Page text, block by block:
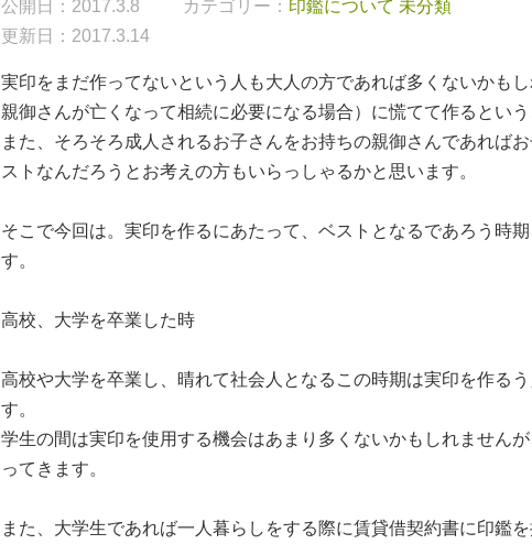
公開日：2017.3.8 カテゴリー： 印鑑について 未分類
更新日：2017.3.14
実印をまだ作ってないという人も大人の方であれば多くないかも
親御さんが亡くなって相続に必要になる場合）に慌てて作るとい
また、そろそろ成人されるお子さんをお持ちの親御さんであれば
ストなんだろうとお考えの方もいらっしゃるかと思います。
そこで今回は。実印を作るにあたって、ベストとなるであろう時
す。
高校、大学を卒業した時
高校や大学を卒業し、晴れて社会人となるこの時期は実印を作る
す。
学生の間は実印を使用する機会はあまり多くないかもしれません
ってきます。
また、大学生であれば一人暮らしをする際に賃貸借契約書に印鑑